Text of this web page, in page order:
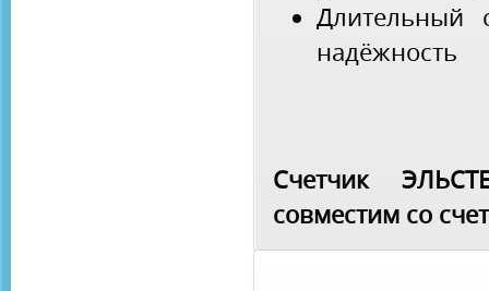
Длительный
надёжность
Счетчик
совместим со